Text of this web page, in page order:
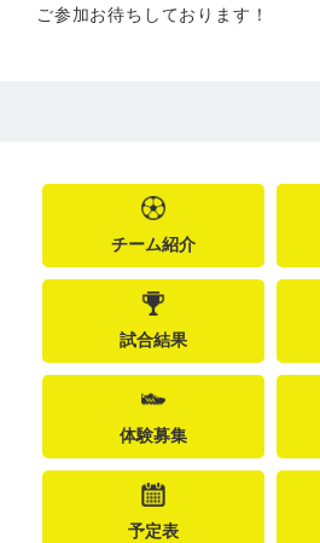
ご参加お待ちしております！
チーム紹介
試合結果
体験募集
予定表